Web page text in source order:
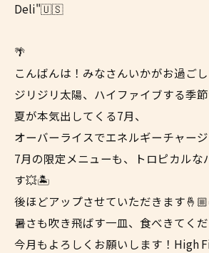
Deli"🇺🇸
🌴
こんばんは！みなさんいかがお過ご
ジリジリ太陽、ハイファイブする季
夏が本気出してくる7月、
オーバーライスでエネルギーチャー
7月の限定メニューも、トロピカルな
す💥🏝️
後ほどアップさせていただきます
暑さも吹き飛ばす一皿、食べきてくだ
今月もよろしくお願いします！High